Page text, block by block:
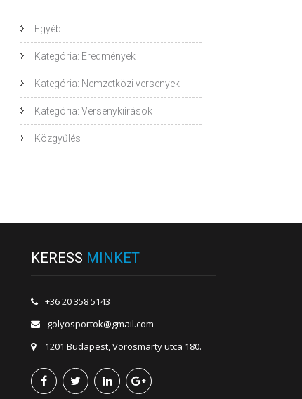
Egyéb
Kategória: Eredmények
Kategória: Nemzetközi versenyek
Kategória: Versenykiírások
Közgyűlés
KERESS MINKET
+36 20 358 5143
golyosportok@gmail.com
1201 Budapest, Vörösmarty utca 180.